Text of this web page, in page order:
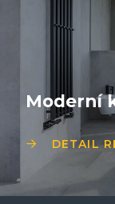
Moderní
DETAIL